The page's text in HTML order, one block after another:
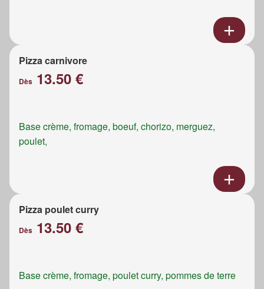
Pizza carnivore
Dès 13.50 €
Base crème, fromage, boeuf, chorizo, merguez,
poulet,
Pizza poulet curry
Dès 13.50 €
Base crème, fromage, poulet curry, pommes de terre